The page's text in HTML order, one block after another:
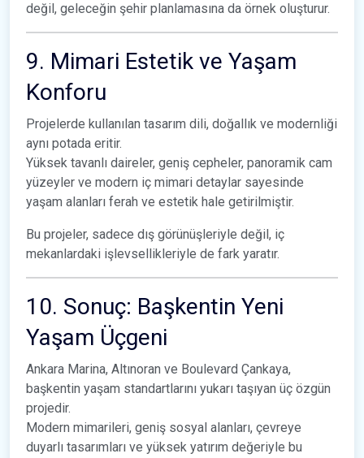
değil, geleceğin şehir planlamasına da örnek oluşturur.
9. Mimari Estetik ve Yaşam
Konforu
Projelerde kullanılan tasarım dili, doğallık ve modernliği
aynı potada eritir.
Yüksek tavanlı daireler, geniş cepheler, panoramik cam
yüzeyler ve modern iç mimari detaylar sayesinde
yaşam alanları ferah ve estetik hale getirilmiştir.
Bu projeler, sadece dış görünüşleriyle değil, iç
mekanlardaki işlevsellikleriyle de fark yaratır.
10. Sonuç: Başkentin Yeni
Yaşam Üçgeni
Ankara Marina, Altınoran ve Boulevard Çankaya,
başkentin yaşam standartlarını yukarı taşıyan üç özgün
projedir.
Modern mimarileri, geniş sosyal alanları, çevreye
duyarlı tasarımları ve yüksek yatırım değeriyle bu